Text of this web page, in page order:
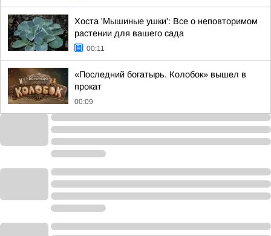
Хоста 'Мышиные ушки': Все о неповторимом
растении для вашего сада
00:11
«Последний богатырь. Колобок» вышел в
прокат
00:09